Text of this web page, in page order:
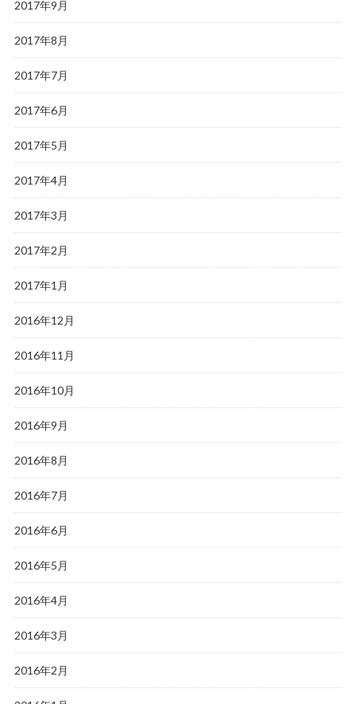
2017年9月
2017年8月
2017年7月
2017年6月
2017年5月
2017年4月
2017年3月
2017年2月
2017年1月
2016年12月
2016年11月
2016年10月
2016年9月
2016年8月
2016年7月
2016年6月
2016年5月
2016年4月
2016年3月
2016年2月